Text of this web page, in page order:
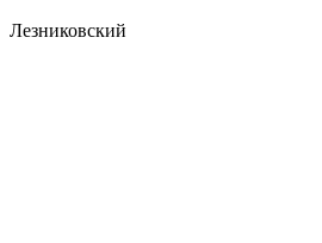
Лезниковский